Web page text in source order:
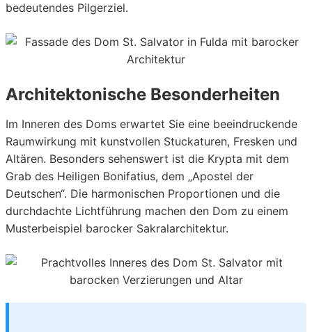
bedeutendes Pilgerziel.
Architektonische Besonderheiten
Im Inneren des Doms erwartet Sie eine beeindruckende
Raumwirkung mit kunstvollen Stuckaturen, Fresken und
Altären. Besonders sehenswert ist die Krypta mit dem
Grab des Heiligen Bonifatius, dem „Apostel der
Deutschen“. Die harmonischen Proportionen und die
durchdachte Lichtführung machen den Dom zu einem
Musterbeispiel barocker Sakralarchitektur.